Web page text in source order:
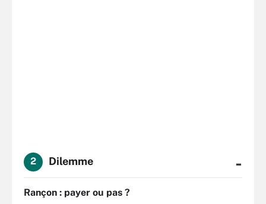
2 Dilemme -
Rançon : payer ou pas ?